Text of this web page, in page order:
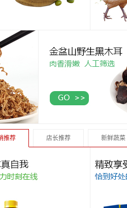
推荐 店长推荐 新鲜蔬菜